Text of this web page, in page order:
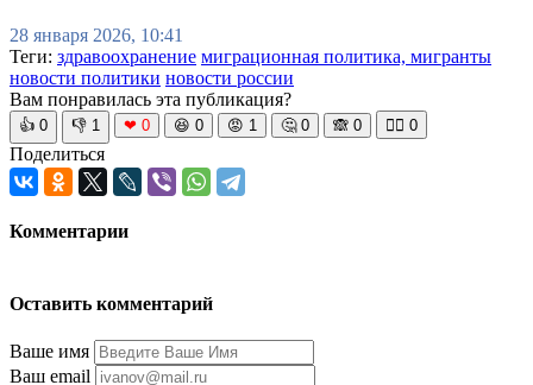
28 января 2026, 10:41
Теги: здравоохранение миграционная политика, мигранты
новости политики новости россии
Вам понравилась эта публикация?
👍 0 👎 1 ❤ 0 😆 0 😡 1 🤔 0 🙈 0 🧘‍♀️ 0
Поделиться
Комментарии
Оставить комментарий
Ваше имя
Ваш email